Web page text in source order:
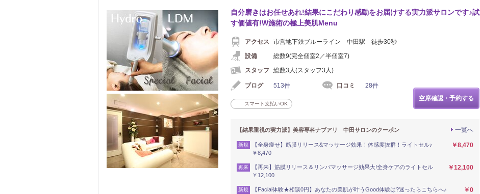
自分磨きはお任せあれ!結果にこだわり感動をお届けする実力派サロンです♪試
す価値有!W施術の極上美肌Menu
アクセス
市営地下鉄ブルーライン 中田駅 徒歩30秒
設備
総数9(完全個室2／半個室7)
スタッフ
総数3人(スタッフ3人)
ブログ 513件 口コミ 28件
スマート支払いOK
空席確認・予約する
一覧へ
【結果重視の実力派】美容専科ナプアリ 中田サロンのクーポン
新規
【全身痩せ】筋膜リリース&マッサージ効果！体感度抜群！ライトセル♪
￥8,470
￥8,470
再来
【再来】筋膜リリース＆リンパマッサージ効果大!全身ケアのライトセル
￥12,100
￥12,100
新規 【Facial体験★相談0円】あなたの美肌が叶うGood体験は?迷ったらこちらへ♪ ￥0